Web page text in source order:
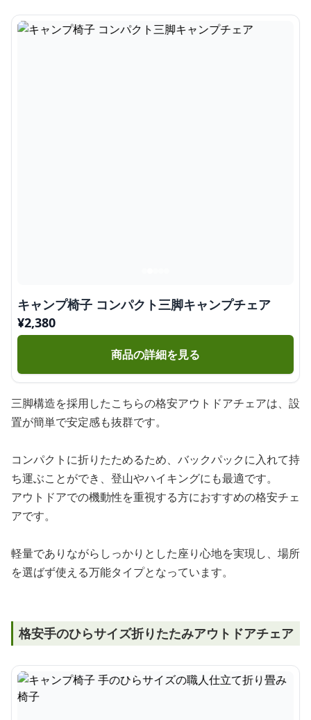
キャンプ椅子 コンパクト三脚キャンプチェア
¥2,380
商品の詳細を見る
三脚構造を採用したこちらの格安アウトドアチェアは、設
置が簡単で安定感も抜群です。
コンパクトに折りたためるため、バックパックに入れて持
ち運ぶことができ、登山やハイキングにも最適です。
アウトドアでの機動性を重視する方におすすめの格安チェ
アです。
軽量でありながらしっかりとした座り心地を実現し、場所
を選ばず使える万能タイプとなっています。
格安手のひらサイズ折りたたみアウトドアチェア